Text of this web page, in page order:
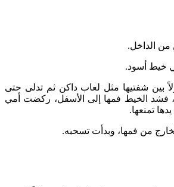
الداخل.
خيط أسود.
بين شفتيها مثل لعاب داكن ثم تدلى حتى
فشد الخيط فمها إلى الأسفل، ركضت أمي
تمنعها.
من فمها، وبدأت تسحبه.